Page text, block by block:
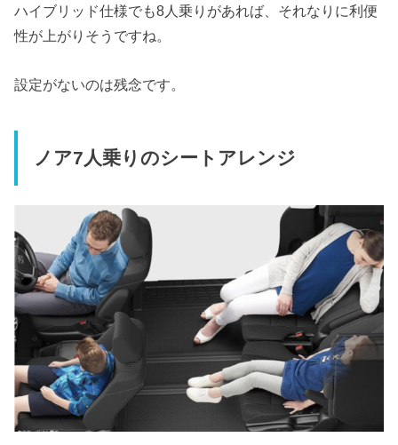
ハイブリッド仕様でも8人乗りがあれば、それなりに利便
性が上がりそうですね。
設定がないのは残念です。
ノア7人乗りのシートアレンジ